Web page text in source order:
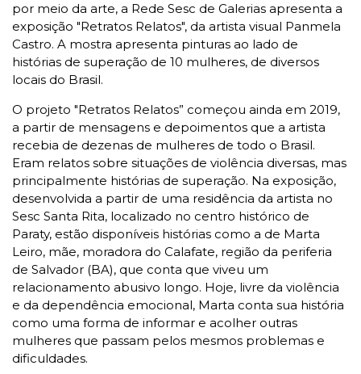
por meio da arte, a Rede Sesc de Galerias apresenta a
exposição "Retratos Relatos", da artista visual Panmela
Castro. A mostra apresenta pinturas ao lado de
histórias de superação de 10 mulheres, de diversos
locais do Brasil.
O projeto "Retratos Relatos” começou ainda em 2019,
a partir de mensagens e depoimentos que a artista
recebia de dezenas de mulheres de todo o Brasil.
Eram relatos sobre situações de violência diversas, mas
principalmente histórias de superação. Na exposição,
desenvolvida a partir de uma residência da artista no
Sesc Santa Rita, localizado no centro histórico de
Paraty, estão disponíveis histórias como a de Marta
Leiro, mãe, moradora do Calafate, região da periferia
de Salvador (BA), que conta que viveu um
relacionamento abusivo longo. Hoje, livre da violência
e da dependência emocional, Marta conta sua história
como uma forma de informar e acolher outras
mulheres que passam pelos mesmos problemas e
dificuldades.